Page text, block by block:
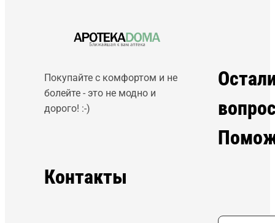
Покупайте с комфортом и не
болейте - это не модно и
дорого! :-)
Контакты